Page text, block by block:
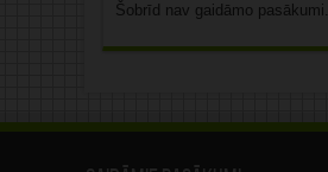
Šobrīd nav gaidāmo pasākumi.